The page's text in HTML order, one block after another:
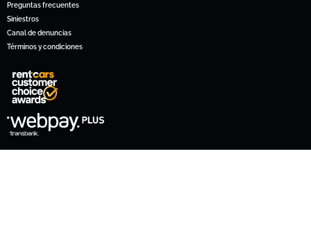
Preguntas frecuentes
Siniestros
Canal de denuncias
Términos y condiciones